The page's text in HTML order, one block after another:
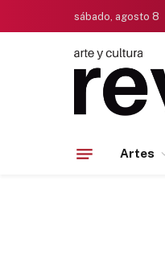
sábado, agosto 8
Artes